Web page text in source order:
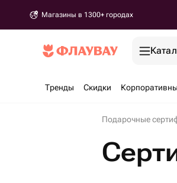
Магазины в 1300+ городах
Тренды Скидки
Подарочные